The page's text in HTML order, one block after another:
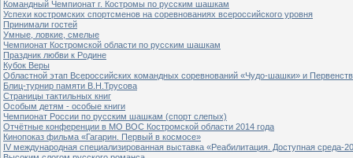
Командный Чемпионат г. Костромы по русским шашкам
Успехи костромских спортсменов на соревнованиях всероссийского уровня
Принимали гостей
Умные, ловкие, смелые
Чемпионат Костромской области по русским шашкам
Праздник любви к Родине
Кубок Веры
Областной этап Всероссийских командных соревнований «Чудо-шашки» и
Блиц-турнир памяти В.Н.Трусова
Страницы тактильных книг
Особым детям - особые книги
Чемпионат России по русским шашкам (спорт слепых)
Отчётные конференции в МО ВОС Костромской области 2014 года
Кинопоказ фильма «Гагарин. Первый в космосе»
IV международная специализированная выставка «Реабилитация. Доступная среда-